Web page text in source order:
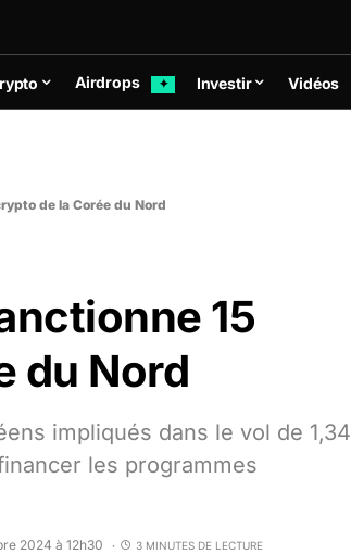
Airdrops ✦ Investir Vidéos
de la Corée du Nord
15
du Nord
impliqués dans le vol de 1,34
les programmes
2024 à 12h30 3 MINUTES DE LECTURE